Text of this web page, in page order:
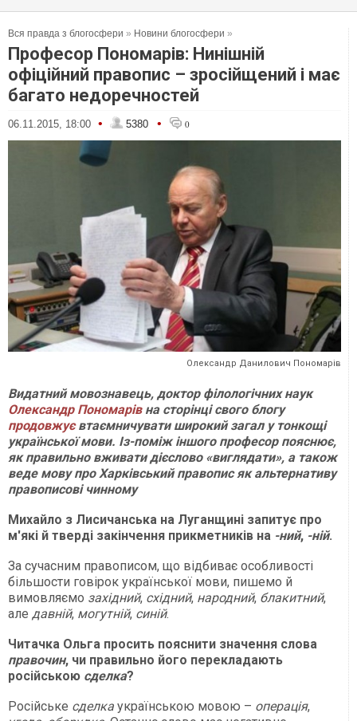
Вся правда з блогосфери » Новини блогосфери »
Професор Пономарів: Нинішній
офіційний правопис – зросійщений і має
багато недоречностей
06.11.2015, 18:00 • 5380 • 0
Олександр Данилович Пономарів
Видатний мовознавець, доктор філологічних наук
Олександр Пономарівна сторінці свого блогу
продовжуєвтаємничувати широкий загал у тонкощі
української мови. Із-поміж іншого професор пояснює,
як правильно вживати дієслово «виглядати», а також
веде мову про Харківський правопис як альтернативу
правописові чинному
Михайло з Лисичанська на Луганщині запитує про
м'які й тверді закінчення прикметників на -ний, -ній.
За сучасним правописом, що відбиває особливості
більшости говірок української мови, пишемо й
вимовляємо західний, східний, народний, блакитний,
але давній, могутній, синій.
Читачка Ольга просить пояснити значення слова
правочин, чи правильно його перекладають
російською сделка?
Російське сделка українською мовою – операція,